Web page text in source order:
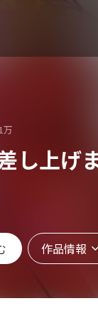
万
し上げ
作品情報